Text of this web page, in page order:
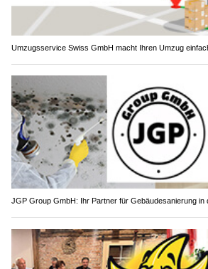
Umzugsservice Swiss GmbH macht Ihren Umzug
JGP Group GmbH: Ihr Partner für Gebäudesanierung in